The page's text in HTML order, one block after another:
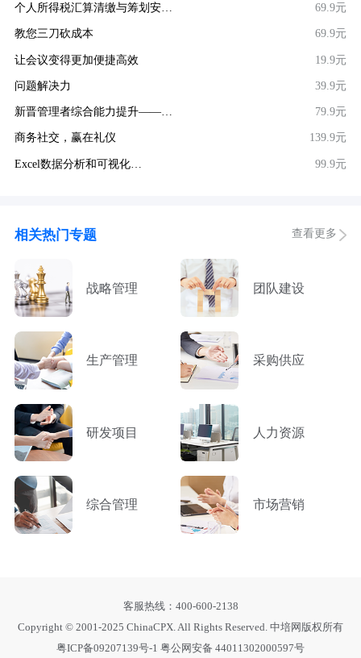
个人所得税汇算清缴与筹划安… 69.9元
教您三刀砍成本 69.9元
让会议变得更加便捷高效 19.9元
问题解决力 39.9元
新晋管理者综合能力提升——… 79.9元
商务社交，赢在礼仪 139.9元
Excel数据分析和可视化… 99.9元
相关热门专题 查看更多
战略管理 团队建设
生产管理 采购供应
研发项目 人力资源
综合管理 市场营销
客服热线：400-600-2138
Copyright © 2001-2025 ChinaCPX. All Rights Reserved. 中培网版权所有
粤ICP备09207139号-1 粤公网安备 44011302000597号